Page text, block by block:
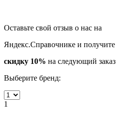
Оставьте свой отзыв о нас на
Яндекс.Справочнике и получите
скидку 10% на следующий заказ
Выберите бренд:
1